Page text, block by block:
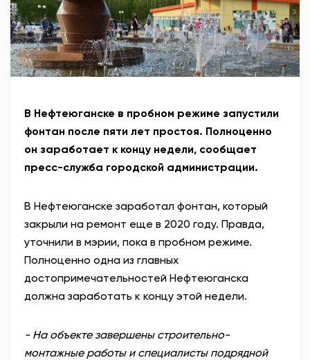
В Нефтеюганске в пробном режиме запустили
фонтан после пяти лет простоя. Полноценно
он заработает к концу недели, сообщает
пресс-служба городской администрации.
В Нефтеюганске заработал фонтан, который
закрыли на ремонт еще в 2020 году. Правда,
уточнили в мэрии, пока в пробном режиме.
Полноценно одна из главных
достопримечательностей Нефтеюганска
должна заработать к концу этой недели.
- На объекте завершены строительно-
монтажные работы и специалисты подрядной